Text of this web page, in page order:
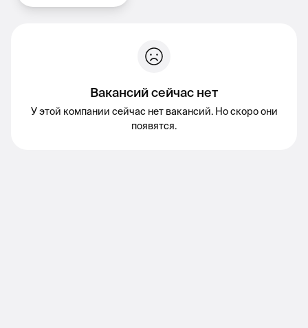
Вакансий сейчас нет
У этой компании сейчас нет вакансий. Но скоро они
появятся.